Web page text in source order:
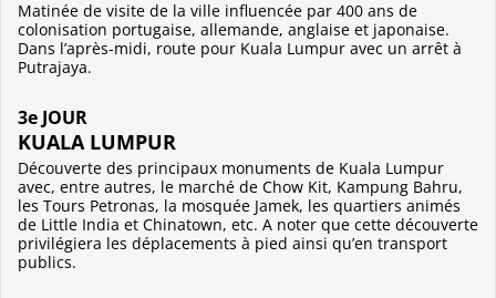
Matinée de visite de la ville influencée par 400 ans de
colonisation portugaise, allemande, anglaise et japonaise.
Dans l’après-midi, route pour Kuala Lumpur avec un arrêt à
Putrajaya.
3e JOUR
KUALA LUMPUR
Découverte des principaux monuments de Kuala Lumpur
avec, entre autres, le marché de Chow Kit, Kampung Bahru,
les Tours Petronas, la mosquée Jamek, les quartiers animés
de Little India et Chinatown, etc. A noter que cette découverte
privilégiera les déplacements à pied ainsi qu’en transport
publics.